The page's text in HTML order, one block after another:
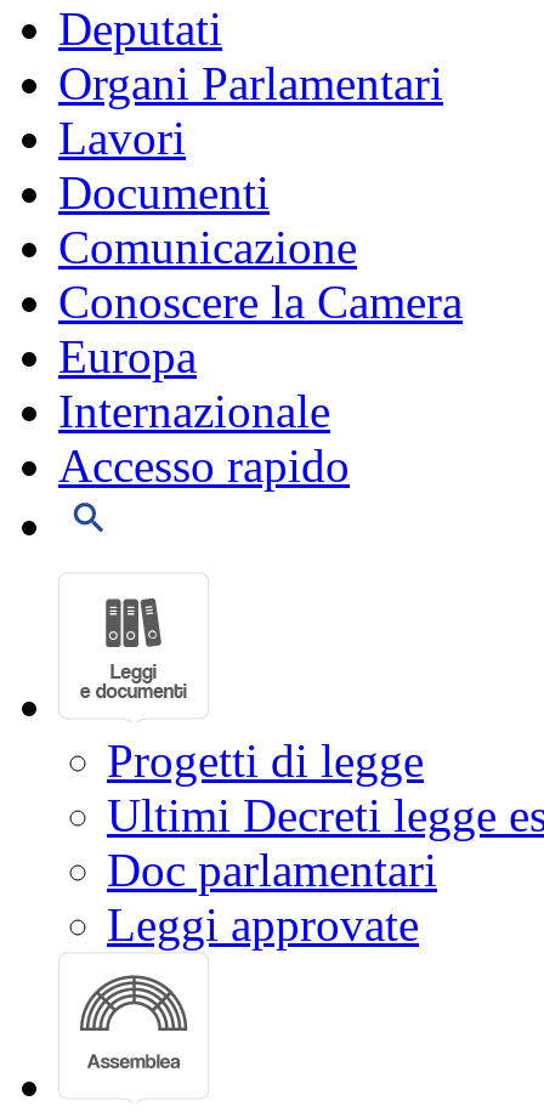
Deputati
Organi Parlamentari
Lavori
Documenti
Comunicazione
Conoscere la Camera
Europa
Internazionale
Accesso rapido
Progetti di legge
Ultimi Decreti legge
Doc parlamentari
Leggi approvate